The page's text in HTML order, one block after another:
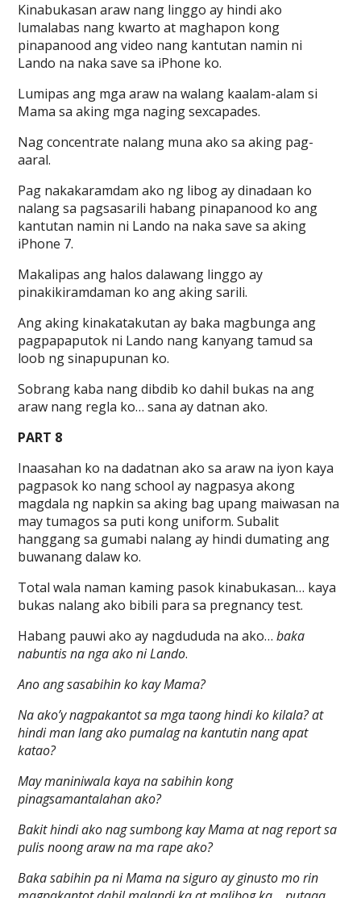
Kinabukasan araw nang linggo ay hindi ako
lumalabas nang kwarto at maghapon kong
pinapanood ang video nang kantutan namin ni
Lando na naka save sa iPhone ko.
Lumipas ang mga araw na walang kaalam-alam si
Mama sa aking mga naging sexcapades.
Nag concentrate nalang muna ako sa aking pag-
aaral.
Pag nakakaramdam ako ng libog ay dinadaan ko
nalang sa pagsasarili habang pinapanood ko ang
kantutan namin ni Lando na naka save sa aking
iPhone 7.
Makalipas ang halos dalawang linggo ay
pinakikiramdaman ko ang aking sarili.
Ang aking kinakatakutan ay baka magbunga ang
pagpapaputok ni Lando nang kanyang tamud sa
loob ng sinapupunan ko.
Sobrang kaba nang dibdib ko dahil bukas na ang
araw nang regla ko… sana ay datnan ako.
PART 8
Inaasahan ko na dadatnan ako sa araw na iyon kaya
pagpasok ko nang school ay nagpasya akong
magdala ng napkin sa aking bag upang maiwasan na
may tumagos sa puti kong uniform. Subalit
hanggang sa gumabi nalang ay hindi dumating ang
buwanang dalaw ko.
Total wala naman kaming pasok kinabukasan… kaya
bukas nalang ako bibili para sa pregnancy test.
Habang pauwi ako ay nagdududa na ako…baka
nabuntis na nga ako ni Lando.
Ano ang sasabihin ko kay Mama?
Na ako’y nagpakantot sa mga taong hindi ko kilala? at
hindi man lang ako pumalag na kantutin nang apat
katao?
May maniniwala kaya na sabihin kong
pinagsamantalahan ako?
Bakit hindi ako nag sumbong kay Mama at nag report sa
pulis noong araw na ma rape ako?
Baka sabihin pa ni Mama na siguro ay ginusto mo rin